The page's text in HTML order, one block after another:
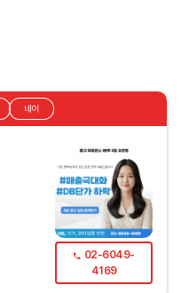
네이
02-6049-
4169